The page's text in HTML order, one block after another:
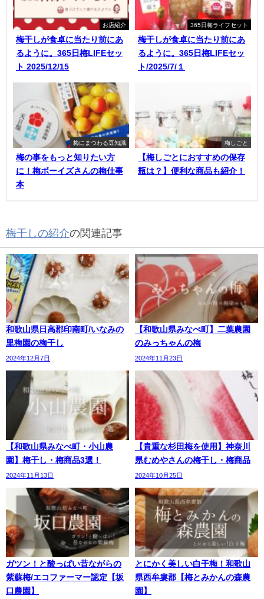
お店紹介
梅干しが食卓に当たり前にあ
るように。365日梅LIFEセッ
ト 2025/12/15
365日梅ライフセット
梅干しが食卓に当たり前にあ
るように。365日梅LIFEセッ
ト/2025/7/１
梅にまつわる豆知識
梅の事をもっと知りたい方
に！梅ボーイズさんの梅仕事
本
梅しごと
【梅しごとにおすすめの保存
瓶は？】便利な商品も紹介！
梅干しの紹介の関連記事
和歌山県日高郡印南町/いなみの
里梅園の梅干し
2024年12月7日
【和歌山県みなべ町】二葉農園
のみっちゃんの梅
2024年11月23日
【和歌山県みなべ町・小山農
園】梅干し・梅商品3選！
2024年11月13日
【貴重な杉田梅を使用】神奈川
県むめやさんの梅干し・梅商品
2024年10月25日
ガツン！と酸っぱい昔ながらの
紫蘇梅/エコファーマー認定【坂
口農園】
とにかく美しい白干梅！和歌山
県西牟婁郡【梅とみかんの森農
園】